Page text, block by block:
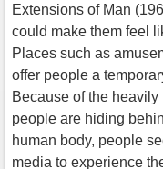
Extensions of Man
could make them feel
Places such as
offer people a
Because of the
people are hiding
human body, people
media to experience